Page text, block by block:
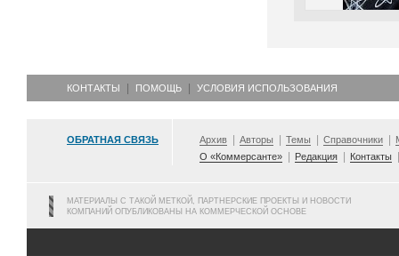
КОНТАКТЫ ПОМОЩЬ УСЛОВИЯ ИСПОЛЬЗОВАНИЯ
ОБРАТНАЯ СВЯЗЬ Архив Авторы Темы Справочники
О «Коммерсанте»
Редакция Контакты
МАТЕРИАЛЫ С ТАКОЙ МЕТКОЙ, ПАРТНЕРСКИЕ ПРОЕКТЫ И НОВОСТИ
КОМПАНИЙ ОПУБЛИКОВАНЫ НА КОММЕРЧЕСКОЙ ОСНОВЕ